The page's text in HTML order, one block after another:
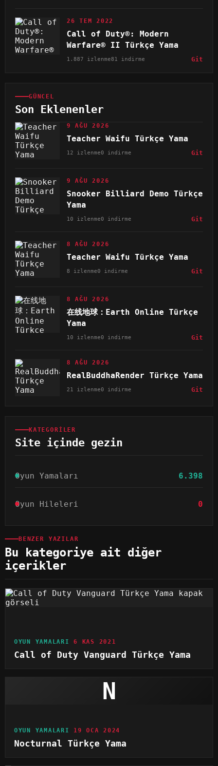
26 TEM 2022
Call of Duty®: Modern
Warfare® II Türkçe Yama
1.887 izlenme81 indirme Git
GÜNCEL
Son Eklenenler
9 AĞU 2026
Teacher Waifu Türkçe Yama
12 izlenme0 indirme Git
9 AĞU 2026
Snooker Billiard Demo Türkçe
Yama
10 izlenme0 indirme Git
8 AĞU 2026
Teacher Waifu Türkçe Yama
8 izlenme0 indirme Git
8 AĞU 2026
在线地球：Earth Online Türkçe
Yama
10 izlenme0 indirme Git
8 AĞU 2026
RealBuddhaRender Türkçe Yama
21 izlenme0 indirme Git
KATEGORILER
Site içinde gezin
Oyun Yamaları 6.398
Oyun Hileleri 0
BENZER YAZILAR
Bu kategoriye ait diğer
içerikler
OYUN YAMALARI 6 KAS 2021
Call of Duty Vanguard Türkçe Yama
N
OYUN YAMALARI 19 OCA 2024
Nocturnal Türkçe Yama